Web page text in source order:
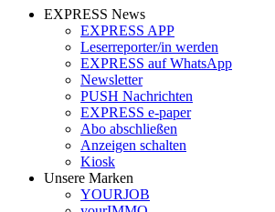
EXPRESS News
EXPRESS APP
Leserreporter/in werden
EXPRESS auf WhatsApp
Newsletter
PUSH Nachrichten
EXPRESS e-paper
Abo abschließen
Anzeigen schalten
Kiosk
Unsere Marken
YOURJOB